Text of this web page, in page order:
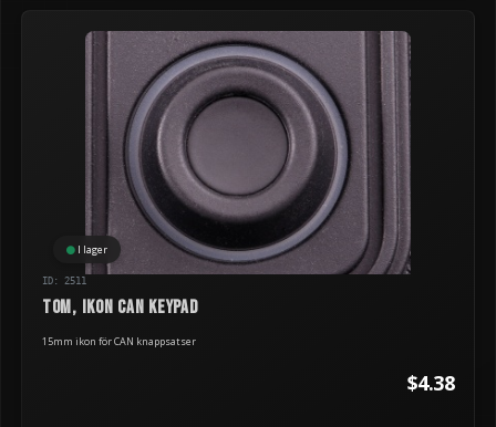
I lager
ID: 2511
TOM, ikon can keypad
15mm ikon för CAN knappsatser
$4.38